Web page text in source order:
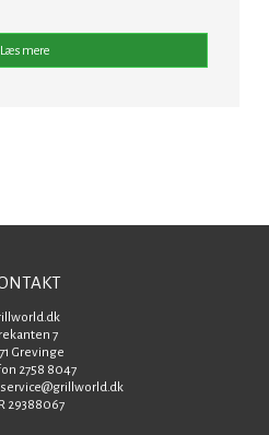
Læs mere
7
Grevinge
2758 8047
29388067